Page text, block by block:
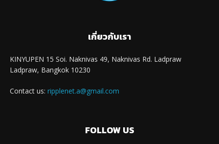
เกี่ยวกับเรา
KINYUPEN 15 Soi. Naknivas 49, Naknivas Rd. Ladpraw
Ladpraw, Bangkok 10230
Contact us: ripplenet.a@gmail.com
FOLLOW US